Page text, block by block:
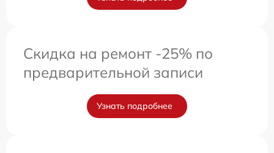
Скидка на ремонт -25% по
предварительной записи
Узнать подробнее